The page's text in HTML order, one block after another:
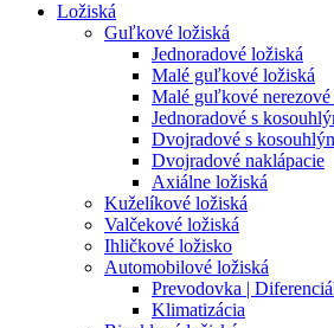
Ložiská
Guľkové ložiská
Jednoradové ložiská
Malé guľkové ložiská
Malé guľkové nerezové
Jednoradové s
Dvojradové s
Dvojradové naklápacie
Axiálne ložiská
Kuželíkové ložiská
Valčekové ložiská
Ihličkové ložisko
Automobilové ložiská
Prevodovka |
Klimatizácia